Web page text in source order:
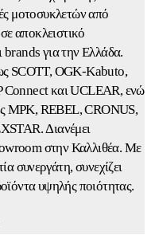
μοτοσυκλετών από
αποκλειστικό
για την Ελλάδα.
SCOTT, OGK-Kabuto,
και UCLEAR, ενώ
MPK, REBEL, CRONUS,
Διανέμει
στην Καλλιθέα. Με
συνεργάτη, συνεχίζει
υψηλής ποιότητας.